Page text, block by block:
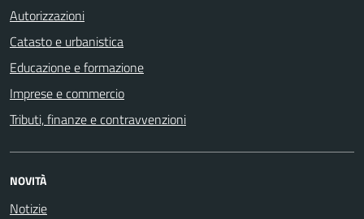
Autorizzazioni
Catasto e urbanistica
Educazione e formazione
Imprese e commercio
Tributi, finanze e contravvenzioni
NOVITÀ
Notizie